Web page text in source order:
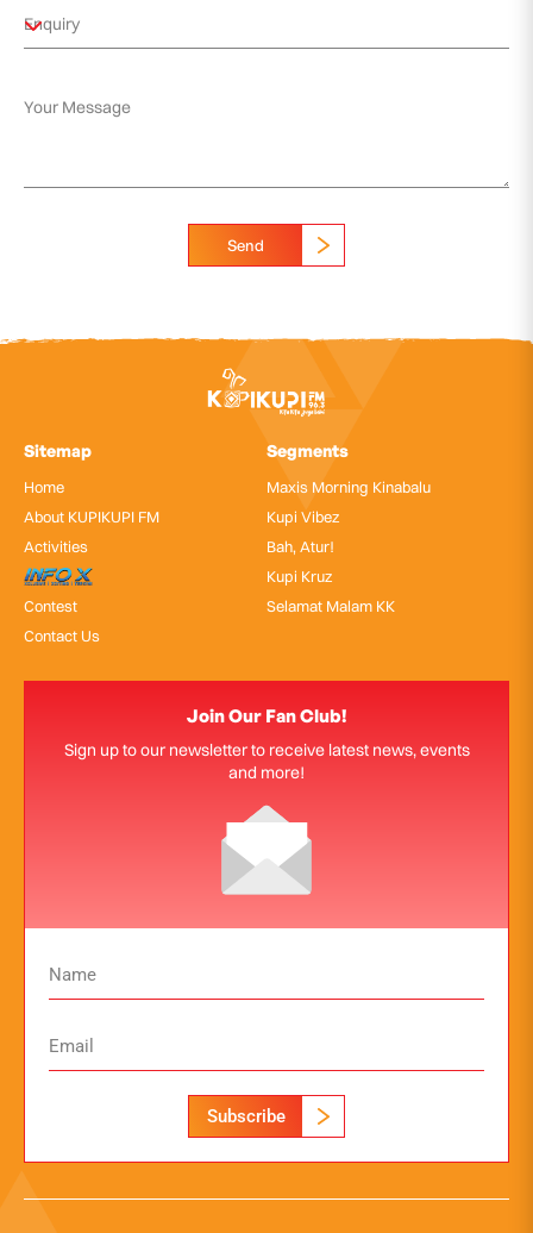
Send
Sitemap
Home
About KUPIKUPI FM
Activities
InfoX
Contest
Contact Us
Segments
Maxis Morning Kinabalu
Kupi Vibez
Bah, Atur!
Kupi Kruz
Selamat Malam KK
Join Our Fan Club!
Sign up to our newsletter to receive latest news, events
and more!
Subscribe